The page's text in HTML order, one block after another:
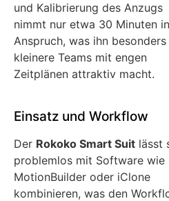
und Kalibrierung des Anzugs
nimmt nur etwa 30 Minuten in
Anspruch, was ihn
kleinere Teams mit engen
Zeitplänen attraktiv macht.
Einsatz und Workflow
Der Rokoko Smart Suit lässt
problemlos mit Software wie
MotionBuilder oder iClone
kombinieren, was den